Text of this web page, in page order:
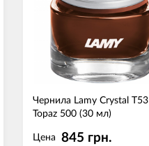
Чернила Lamy Crystal T53
Topaz 500 (30 мл)
Цена 845 грн.